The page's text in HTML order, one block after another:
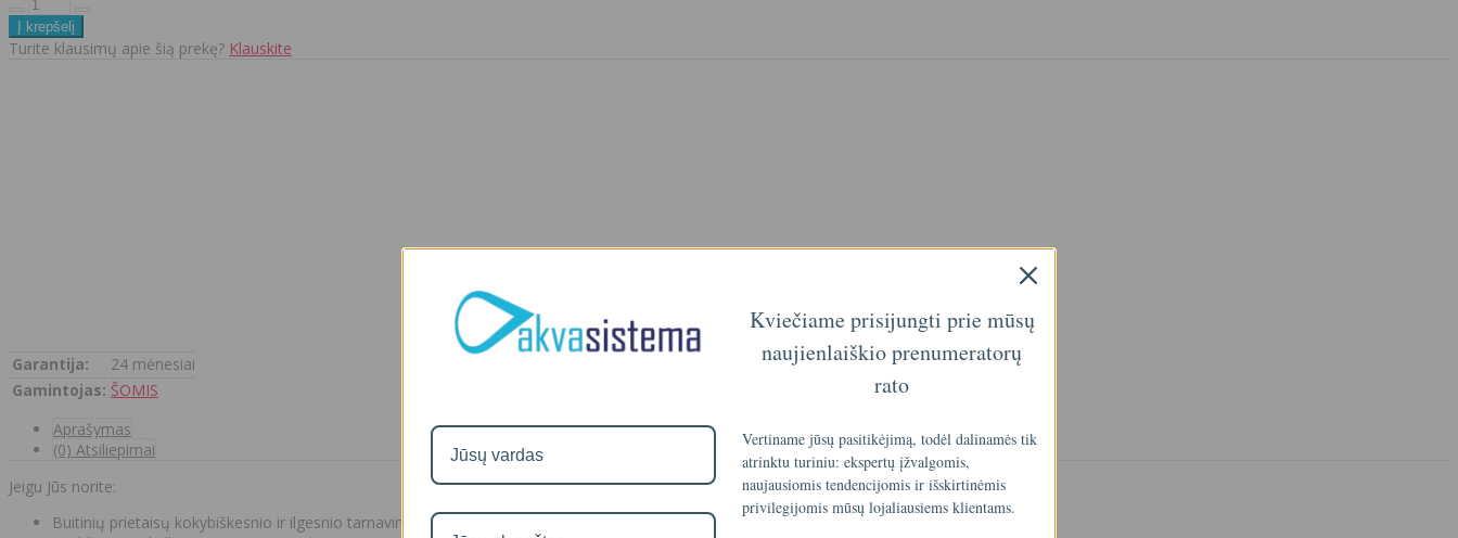
Turite klausimų apie šią prekę? Klauskite
Garantija:
24 mėnesiai
Gamintojas: ŠOMIS
Aprašymas
(0) Atsiliepimai
Jeigu Jūs norite:
Buitinių prietaisų kokybiškesnio ir ilgesnio tarnavimo;
Kviečiame prisijungti prie mūsų
naujienlaiškio prenumeratorų
rato
Vertiname jūsų pasitikėjimą, todėl dalinamės tik
atrinktu turiniu: ekspertų įžvalgomis,
naujausiomis tendencijomis ir išskirtinėmis
privilegijomis mūsų lojaliausiems klientams.